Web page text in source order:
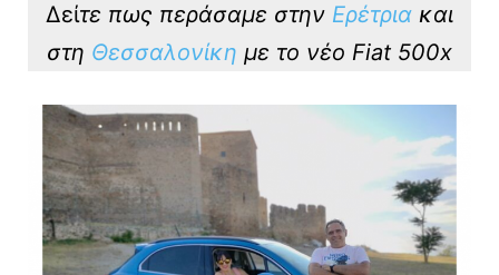
Δείτε πως περάσαμε στην Ερέτρια και
στη Θεσσαλονίκη με το νέο Fiat 500x